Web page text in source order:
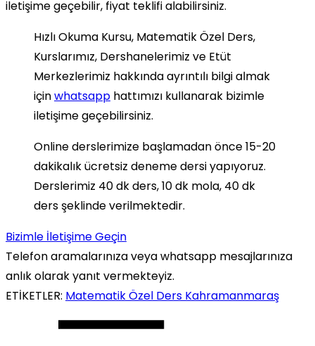
iletişime geçebilir, fiyat teklifi alabilirsiniz.
Hızlı Okuma Kursu, Matematik Özel Ders,
Kurslarımız, Dershanelerimiz ve Etüt
Merkezlerimiz hakkında ayrıntılı bilgi almak
içinwhatsapp hattımızı kullanarak bizimle
iletişime geçebilirsiniz.
Online derslerimize başlamadan önce 15-20
dakikalık ücretsiz deneme dersi yapıyoruz.
Derslerimiz 40 dk ders, 10 dk mola, 40 dk
ders şeklinde verilmektedir.
Bizimle İletişime Geçin
Telefon aramalarınıza veya whatsapp mesajlarınıza
anlık olarak yanıt vermekteyiz.
ETİKETLER: Matematik Özel Ders Kahramanmaraş